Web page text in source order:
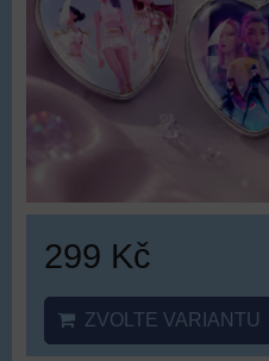
299 Kč
ZVOLTE VARIANTU